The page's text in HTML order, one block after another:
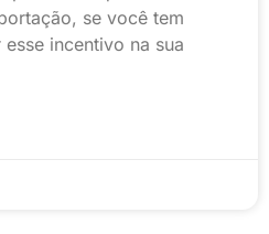
se você tem
incentivo na sua